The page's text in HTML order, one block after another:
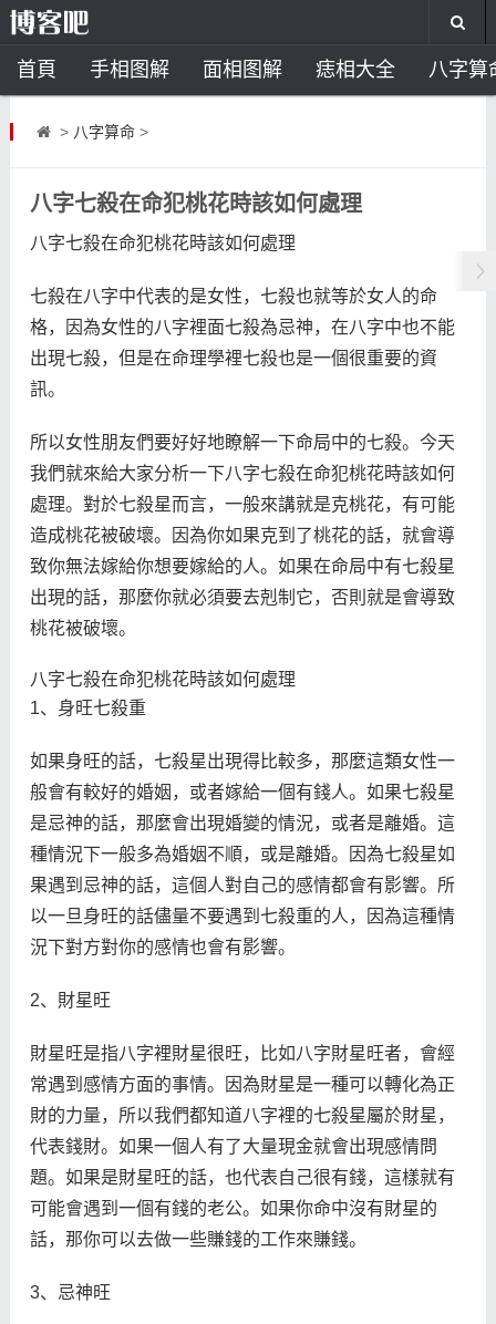
首頁 手相图解 面相图解 痣相大全 八字算
风水开运 助运饰品
> 八字算命>
八字七殺在命犯桃花時該如何處理
八字七殺在命犯桃花時該如何處理
七殺在八字中代表的是女性，七殺也就等於女人的命
格，因為女性的八字裡面七殺為忌神，在八字中也不能
出現七殺，但是在命理學裡七殺也是一個很重要的資
訊。
所以女性朋友們要好好地瞭解一下命局中的七殺。今天
我們就來給大家分析一下八字七殺在命犯桃花時該如何
處理。對於七殺星而言，一般來講就是克桃花，有可能
造成桃花被破壞。因為你如果克到了桃花的話，就會導
致你無法嫁給你想要嫁給的人。如果在命局中有七殺星
出現的話，那麼你就必須要去剋制它，否則就是會導致
桃花被破壞。
八字七殺在命犯桃花時該如何處理
1、身旺七殺重
如果身旺的話，七殺星出現得比較多，那麼這類女性一
般會有較好的婚姻，或者嫁給一個有錢人。如果七殺星
是忌神的話，那麼會出現婚變的情況，或者是離婚。這
種情況下一般多為婚姻不順，或是離婚。因為七殺星如
果遇到忌神的話，這個人對自己的感情都會有影響。所
以一旦身旺的話儘量不要遇到七殺重的人，因為這種情
況下對方對你的感情也會有影響。
2、財星旺
財星旺是指八字裡財星很旺，比如八字財星旺者，會經
常遇到感情方面的事情。因為財星是一種可以轉化為正
財的力量，所以我們都知道八字裡的七殺星屬於財星，
代表錢財。如果一個人有了大量現金就會出現感情問
題。如果是財星旺的話，也代表自己很有錢，這樣就有
可能會遇到一個有錢的老公。如果你命中沒有財星的
話，那你可以去做一些賺錢的工作來賺錢。
3、忌神旺